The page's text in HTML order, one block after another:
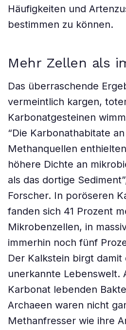
Häufigkeiten und
bestimmen zu können.
Mehr Zellen als
Das überraschende
vermeintlich kargen,
Karbonatgesteinen
“Die Karbonathabitate
Methanquellen
höhere Dichte an
als das dortige
Forscher. In poröseren
fanden sich 41 Prozent
Mikrobenzellen, in
immerhin noch fünf
Der Kalkstein birgt damit
unerkannte Lebenswelt.
Karbonat lebenden
Archaeen waren nicht
Methanfresser wie ihre